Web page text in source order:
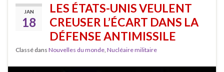
JAN
18
LES ÉTATS-UNIS VEULENT
CREUSER L’ÉCART DANS LA
DÉFENSE ANTIMISSILE
Classé dans Nouvelles du monde Nucléaire militaire